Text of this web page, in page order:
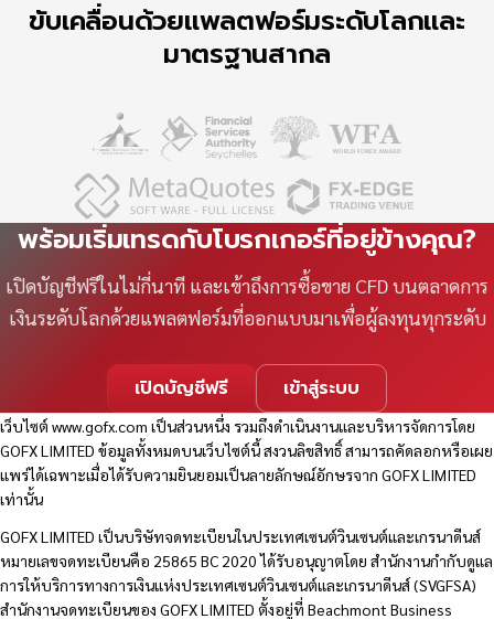
ขับเคลื่อนด้วยแพลตฟอร์มระดับโลกและ
มาตรฐานสากล
พร้อมเริ่มเทรดกับโบรกเกอร์ที่อยู่ข้างคุณ?
เปิดบัญชีฟรีในไม่กี่นาที และเข้าถึงการซื้อขาย CFD บนตลาดการ
เงินระดับโลกด้วยแพลตฟอร์มที่ออกแบบมาเพื่อผู้ลงทุนทุกระดับ
เปิดบัญชีฟรี เข้าสู่ระบบ
เว็บไซต์www.gofx.com เป็นส่วนหนึ่ง รวมถึงดำเนินงานและบริหารจัดการโดย
GOFX LIMITED ข้อมูลทั้งหมดบนเว็บไซต์นี้ สงวนลิขสิทธิ์ สามารถคัดลอกหรือเผย
แพร่ได้เฉพาะเมื่อได้รับความยินยอมเป็นลายลักษณ์อักษรจาก GOFX LIMITED
เท่านั้น
GOFX LIMITED เป็นบริษัทจดทะเบียนในประเทศเซนต์วินเซนต์และเกรนาดีนส์
หมายเลขจดทะเบียนคือ 25865 BC 2020 ได้รับอนุญาตโดย สำนักงานกำกับดูแล
การให้บริการทางการเงินแห่งประเทศเซนต์วินเซนต์และเกรนาดีนส์ (SVGFSA)
สำนักงานจดทะเบียนของ GOFX LIMITED ตั้งอยู่ที่ Beachmont Business